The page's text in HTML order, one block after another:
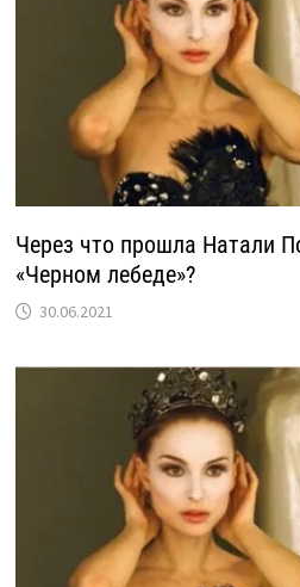
Через что прошла Натали
«Черном лебеде»?
30.06.2021